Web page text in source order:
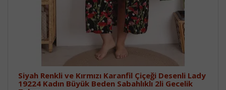
Siyah Renkli ve Kırmızı Karanfil Çiçeği Desenli Lady
19224 Kadın Büyük Beden Sabahlıklı 2li Gecelik